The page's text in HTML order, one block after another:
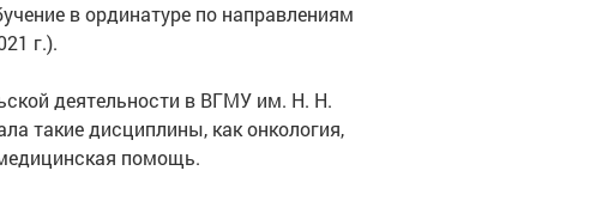
в ординатуре по направлениям
г.).
деятельности в ВГМУ им. Н. Н.
такие дисциплины, как онкология,
помощь.